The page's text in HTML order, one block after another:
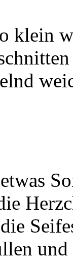
klein
und